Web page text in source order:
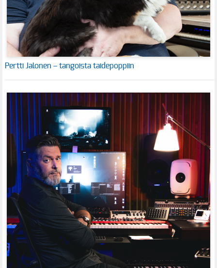
Pertti Jalonen – tangoista taidepoppiin